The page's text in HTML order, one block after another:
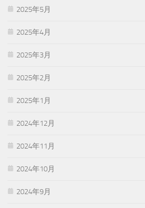
2025年5月
2025年4月
2025年3月
2025年2月
2025年1月
2024年12月
2024年11月
2024年10月
2024年9月